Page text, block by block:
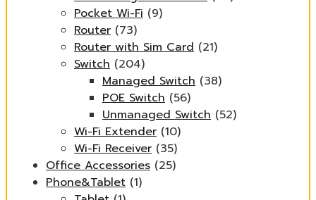
Pocket Wi-Fi (9)
Router (73)
Router with Sim Card (21)
Switch (204)
Managed Switch (38)
POE Switch (56)
Unmanaged Switch (52)
Wi-Fi Extender (10)
Wi-Fi Receiver (35)
Office Accessories (25)
Phone&Tablet (1)